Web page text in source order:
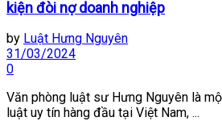
kiện đòi nợ doanh nghiệp
by Luật Hưng Nguyên
31/03/2024
0
Văn phòng luật sư Hưng Nguyên là
luật uy tín hàng đầu tại Việt Nam, ...